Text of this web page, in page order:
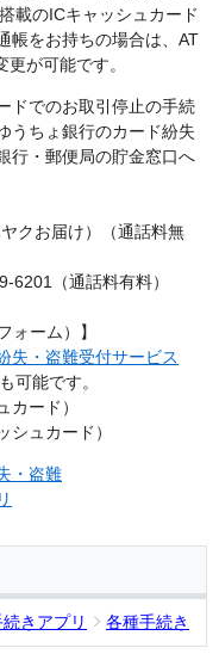
載のICキャッシュカード
をお持ちの場合は、AT
が可能です。
ドでのお取引停止の手続
うちょ銀行のカード紛失
行・郵便局の貯金窓口へ
クお届け）（通話料無
（通話料有料）
ォーム）】
失・盗難受付サービス
可能です。
カード）
シュカード）
・盗難
きアプリ 各種手続き